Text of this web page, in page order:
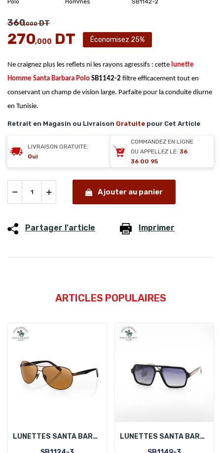
Polo
Hommes
SB1142-2
360,000DT
270,000 DT Économisez 25%
Ne craignez plus les reflets ni les rayons agressifs : cette lunette
Homme Santa Barbara Polo SB1142-2 filtre efficacement tout en
conservant un champ de vision large. Parfaite pour la conduite diurne
en Tunisie.
Retrait en Magasin ou Livraison Gratuite pour Cet Article
LIVRAISON GRATUITE:
Oui
COMMANDEZ EN LIGNE
OU APPELLEZ LE: 36
36 00 95
Ajouter au panier
Partager l'article Imprimer
ARTICLES POPULAIRES
LUNETTES SANTA BARBARA POLO SB1124-3
LUNETTES SANTA BARBARA POLO SB1149-3